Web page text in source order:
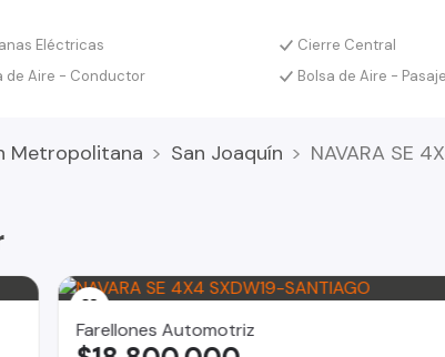
Eléctricas Cierre Central
de Aire - Conductor Bolsa de Aire -
Metropolitana San Joaquín NAVARA SE
Farellones Automotriz